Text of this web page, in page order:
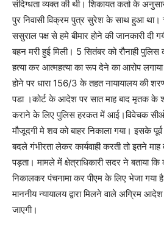
संदिग्धता व्यक्त की थी। शिकायत कर्ता के
पुर निवासी विक्रम पुत्र सुरेश के साथ हुआ था।
ससुराल पक्ष से हमे बीमार होने की जानकारी दी
बहन मरी हुई मिली। 5 सितंबर को रौनाही
हत्या कर आत्महत्या का रूप देने का आरोप लगाया
होने पर धारा 156/3 के तहत नायायालय की
पडा ।कोर्ट के आदेश पर सात माह बाद मृतक के
कराने के लिए पुलिस हरकत में आई।विवेचक
मौजूदगी मे शव को बाहर निकाला गया। इसके
बदले गंभीरता लेकर कार्यवाही करती तो इतने
पड़ता। मामले में क्षेत्राधिकारी सदर ने बताया
निकालकर पंचनामा कर पीएम के लिए भेजा गया
माननीय न्यायालय द्वारा मिलने वाले अग्रिम आदेश
जाएगी।